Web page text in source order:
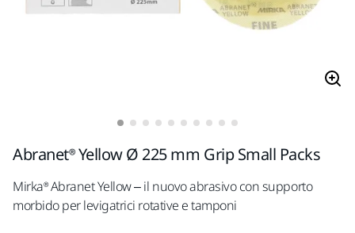
Abranet® Yellow Ø 225 mm Grip Small Packs
Mirka® Abranet Yellow – il nuovo abrasivo con supporto
morbido per levigatrici rotative e tamponi